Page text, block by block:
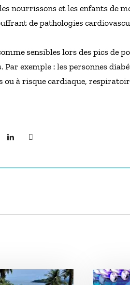
nourrissons et les enfants de
de pathologies
sensibles lors des pics de
exemple : les personnes
ou à risque cardiaque,